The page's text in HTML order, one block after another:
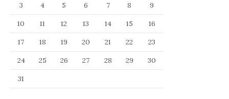
3
4 5 6 7 8
9
10
11 12 13 14 15
16
17
18 19 20 21 22
23
24
25 26 27 28 29
30
31